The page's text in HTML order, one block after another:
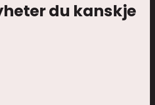
du kanskje